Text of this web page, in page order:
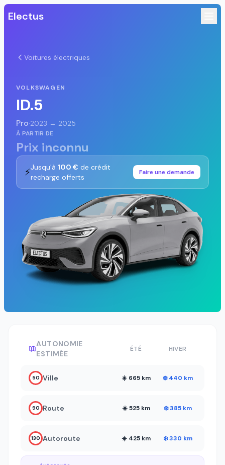
Electus
Voitures électriques
VOLKSWAGEN
ID.5
Pro·2023 → 2025
À PARTIR DE
Prix inconnu
⚡Jusqu'à 100 € de crédit
recharge offerts
Faire une demande
AUTONOMIE
ESTIMÉE
ÉTÉ HIVER
50 Ville ☀️ 665 km ❄️ 440 km
90 Route ☀️ 525 km ❄️ 385 km
130 Autoroute ☀️ 425 km ❄️ 330 km